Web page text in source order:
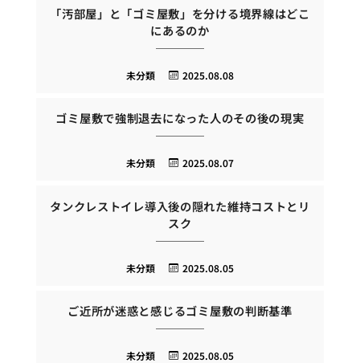
「汚部屋」と「ゴミ屋敷」を分ける境界線はどこ
にあるのか
2025.08.08
未分類
ゴミ屋敷で強制退去になった人のその後の現実
2025.08.07
未分類
タンクレストイレ導入後の隠れた維持コストとリ
スク
2025.08.05
未分類
ご近所が迷惑と感じるゴミ屋敷の判断基準
2025.08.05
未分類